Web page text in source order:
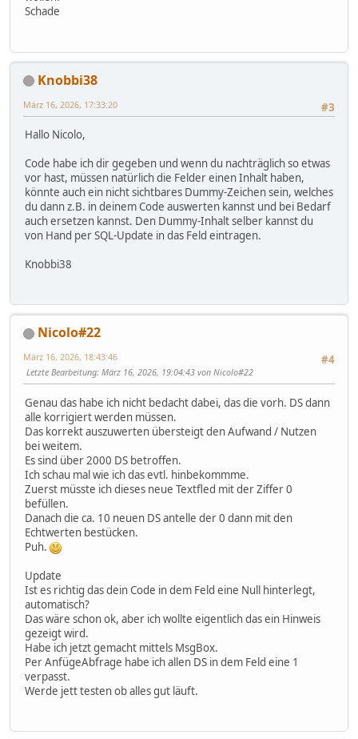
Schade
Knobbi38
#3
März 16, 2026, 17:33:20
Hallo Nicolo,
Code habe ich dir gegeben und wenn du nachträglich so etwas
vor hast, müssen natürlich die Felder einen Inhalt haben,
könnte auch ein nicht sichtbares Dummy-Zeichen sein, welches
du dann z.B. in deinem Code auswerten kannst und bei Bedarf
auch ersetzen kannst. Den Dummy-Inhalt selber kannst du
von Hand per SQL-Update in das Feld eintragen.
Knobbi38
Nicolo#22
#4
März 16, 2026, 18:43:46
Letzte Bearbeitung: März 16, 2026, 19:04:43 von Nicolo#22
Genau das habe ich nicht bedacht dabei, das die vorh. DS dann
alle korrigiert werden müssen.
Das korrekt auszuwerten übersteigt den Aufwand / Nutzen
bei weitem.
Es sind über 2000 DS betroffen.
Ich schau mal wie ich das evtl. hinbekommme.
Zuerst müsste ich dieses neue Textfled mit der Ziffer 0
befüllen.
Danach die ca. 10 neuen DS antelle der 0 dann mit den
Echtwerten bestücken.
Puh.
Update
Ist es richtig das dein Code in dem Feld eine Null hinterlegt,
automatisch?
Das wäre schon ok, aber ich wollte eigentlich das ein Hinweis
gezeigt wird.
Habe ich jetzt gemacht mittels MsgBox.
Per AnfügeAbfrage habe ich allen DS in dem Feld eine 1
verpasst.
Werde jett testen ob alles gut läuft.